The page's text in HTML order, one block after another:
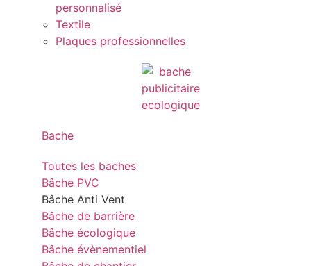
personnalisé
Textile
Plaques professionnelles
Bache
Toutes les baches
Bâche PVC
Bâche Anti Vent
Bâche de barrière
Bâche écologique
Bâche évènementiel